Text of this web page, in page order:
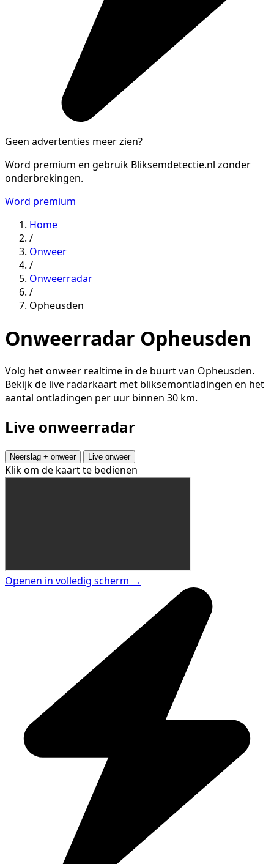
Geen advertenties meer zien?
Word premium en gebruik Bliksemdetectie.nl zonder
onderbrekingen.
Word premium
Home
/
Onweer
/
Onweerradar
/
Opheusden
Onweerradar Opheusden
Volg het onweer realtime in de buurt van Opheusden.
Bekijk de live radarkaart met bliksemontladingen en het
aantal ontladingen per uur binnen 30 km.
Live onweerradar
Neerslag + onweer Live onweer
Klik om de kaart te bedienen
Openen in volledig scherm →